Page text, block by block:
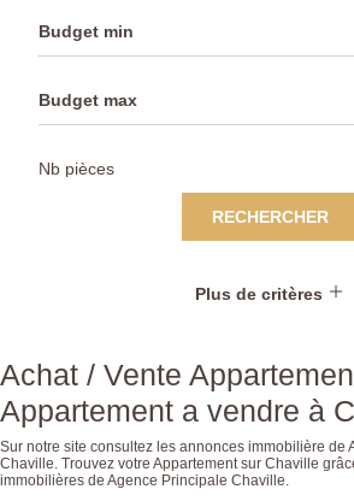
RECHERCHER
Plus de critères
Achat / Vente
Appartement a vendre à
Sur notre site consultez les annonces immobilière de
Chaville. Trouvez votre Appartement sur Chaville
immobilières de Agence Principale Chaville.